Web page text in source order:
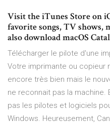
Visit the iTunes Store on
favorite songs, TV shows,
also download macOS
Télécharger le pilote d'une
Votre imprimante ou copieur
encore très bien mais le
ne reconnait pas la machine.
pas les pilotes et logiciels
Windows. Heureusement,